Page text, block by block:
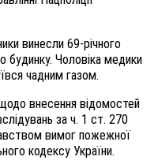
винесли 69-річного
будинку. Чоловіка медики
чадним газом.
внесення відомостей
за ч. 1 ст. 270
вимог пожежної
кодексу України.